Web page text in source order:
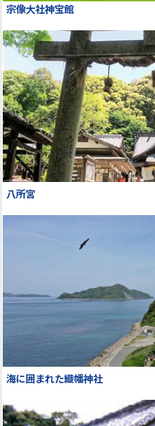
宗像大社神宝館
八所宮
海に囲まれた織幡神社